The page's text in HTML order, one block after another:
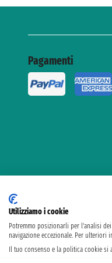
Pagamenti
P.Iva
Utilizziamo i cookie
Potremmo posizionarli per l'analisi
navigazione eccezionale. Per
Il tuo consenso e la politica cookie si